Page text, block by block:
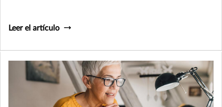
Leer el artículo